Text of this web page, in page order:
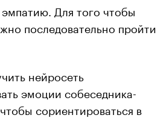
Для того чтобы
последовательно пройти
нейросеть
эмоции собеседника-
сориентироваться в